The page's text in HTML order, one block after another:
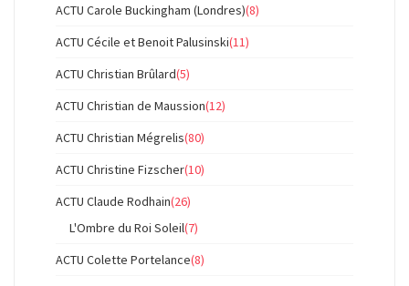
ACTU Carole Buckingham (Londres)(8)
ACTU Cécile et Benoit Palusinski(11)
ACTU Christian Brûlard(5)
ACTU Christian de Maussion(12)
ACTU Christian Mégrelis(80)
ACTU Christine Fizscher(10)
ACTU Claude Rodhain(26)
L'Ombre du Roi Soleil(7)
ACTU Colette Portelance(8)